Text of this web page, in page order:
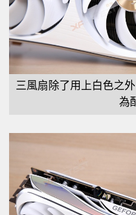
三風扇除了用上白色之
為